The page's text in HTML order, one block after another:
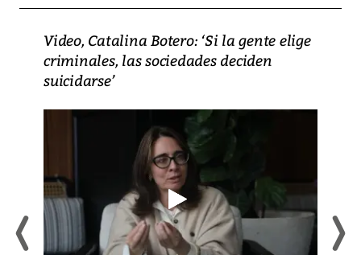
Video, Catalina Botero: ‘Si la gente elige
criminales, las sociedades deciden
suicidarse’